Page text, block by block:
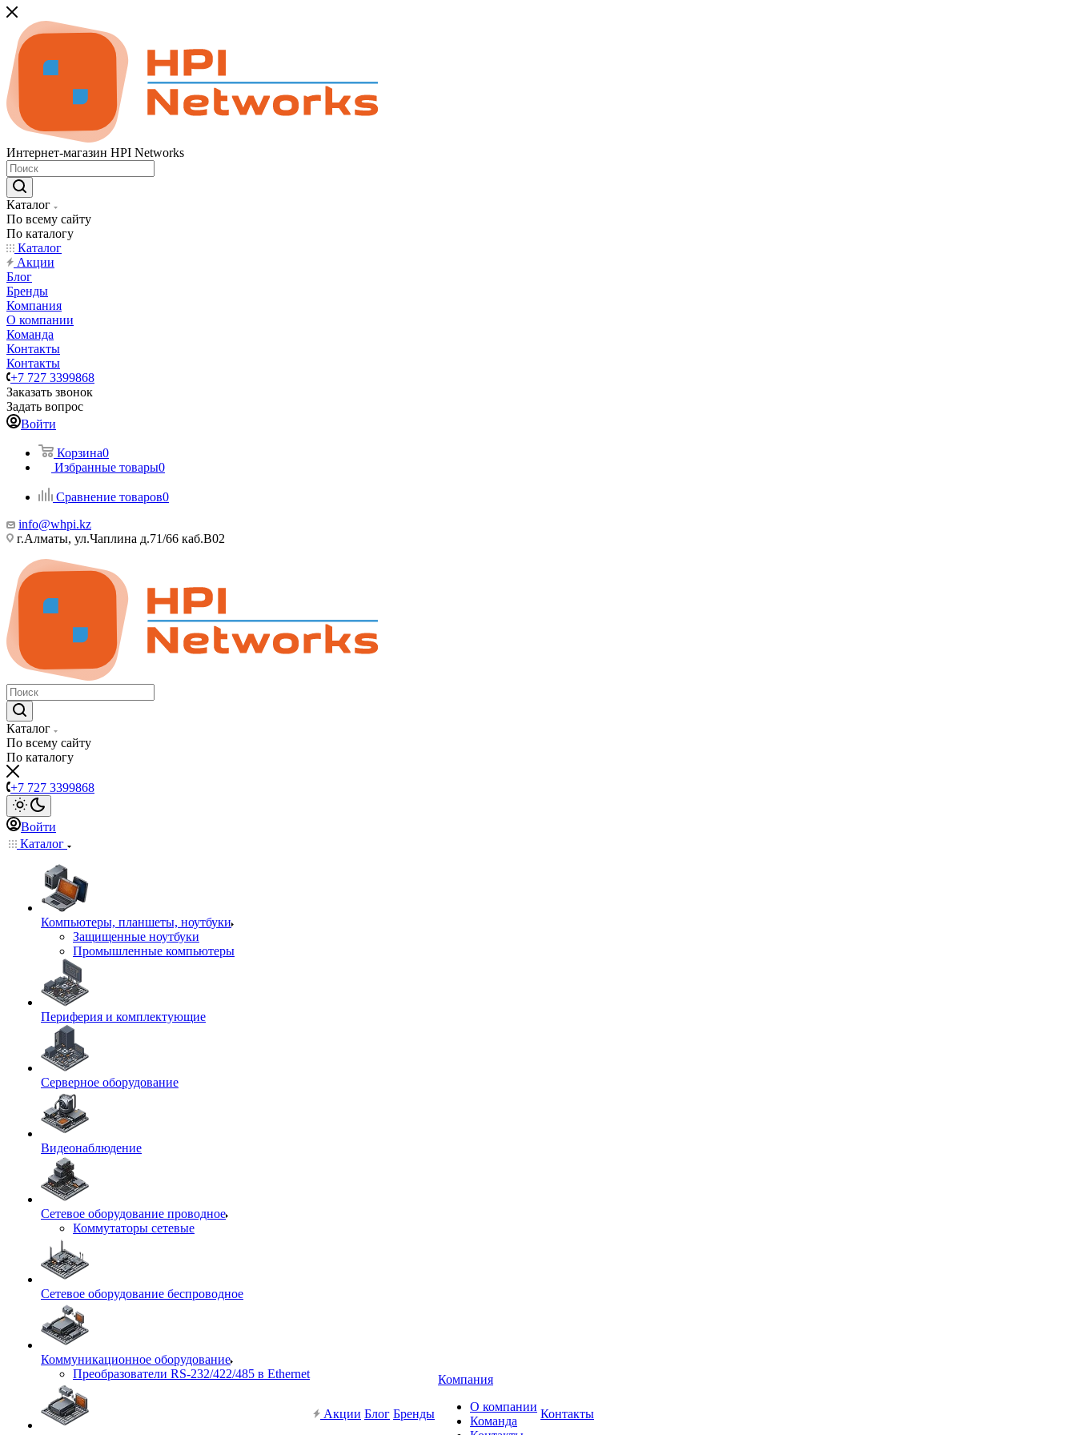
Интернет-магазин HPI Networks
Каталог
По всему сайту
По каталогу
Каталог
Акции
Блог
Бренды
Компания
О компании
Команда
Контакты
Контакты
+7 727 3399868
Заказать звонок
Задать вопрос
Войти
Корзина0
Избранные товары0
Сравнение товаров0
info@whpi.kz
г.Алматы, ул.Чаплина д.71/66 каб.B02
Каталог
По всему сайту
По каталогу
+7 727 3399868
Войти
Каталог
Компьютеры, планшеты, ноутбуки
Защищенные ноутбуки
Промышленные компьютеры
Периферия и комплектующие
Серверное оборудование
Видеонаблюдение
Сетевое оборудование проводное
Коммутаторы сетевые
Сетевое оборудование беспроводное
Коммуникационное оборудование
Преобразователи RS-232/422/485 в Ethernet
Акции Блог Бренды
Компания
О компании
Команда
Контакты